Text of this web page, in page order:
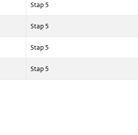
Stap 5
Stap 5
Stap 5
Stap 5